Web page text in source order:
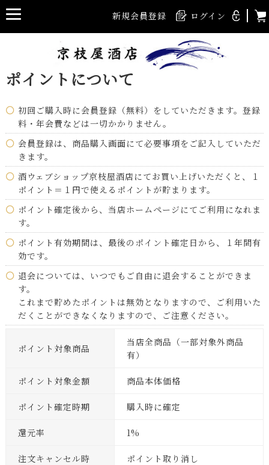
ログイン
新規会員登録
ポイントについて
初回ご購入時に会員登録（無料）をしていただきます。登録
料・年会費などは一切かかりません。
会員登録は、商品購入画面にて必要事項をご記入していただ
きます。
酒ウェブショップ京枝屋酒店にてお買い上げいただくと、１
ポイント＝１円で使えるポイントが貯まります。
ポイント確定後から、当店ホームページにてご利用になれま
す。
ポイント有効期間は、最後のポイント確定日から、１年間有
効です。
退会については、いつでもご自由に退会することができま
す。
これまで貯めたポイントは無効となりますので、ご利用いた
だくことができなくなりますので、ご注意ください。
ポイント対象商品
当店全商品（一部対象外商品
有）
ポイント対象金額 商品本体価格
ポイント確定時期 購入時に確定
還元率 1%
注文キャンセル時 ポイント取り消し